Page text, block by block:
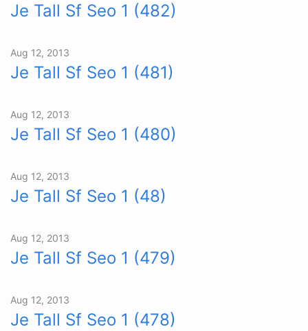
Je Tall Sf Seo 1 (482)
Aug 12, 2013
Je Tall Sf Seo 1 (481)
Aug 12, 2013
Je Tall Sf Seo 1 (480)
Aug 12, 2013
Je Tall Sf Seo 1 (48)
Aug 12, 2013
Je Tall Sf Seo 1 (479)
Aug 12, 2013
Je Tall Sf Seo 1 (478)